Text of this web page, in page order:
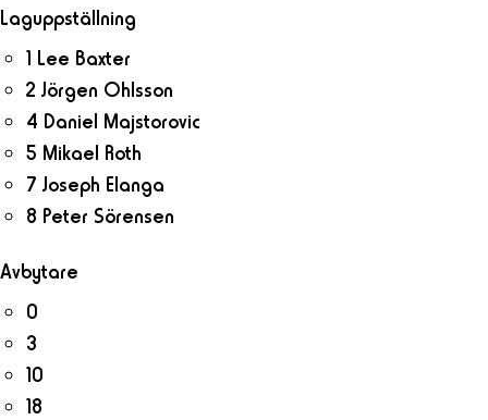
Laguppställning
1 Lee Baxter
2 Jörgen Ohlsson
4 Daniel Majstorovic
5 Mikael Roth
7 Joseph Elanga
8 Peter Sörensen
Avbytare
0
3
10
18